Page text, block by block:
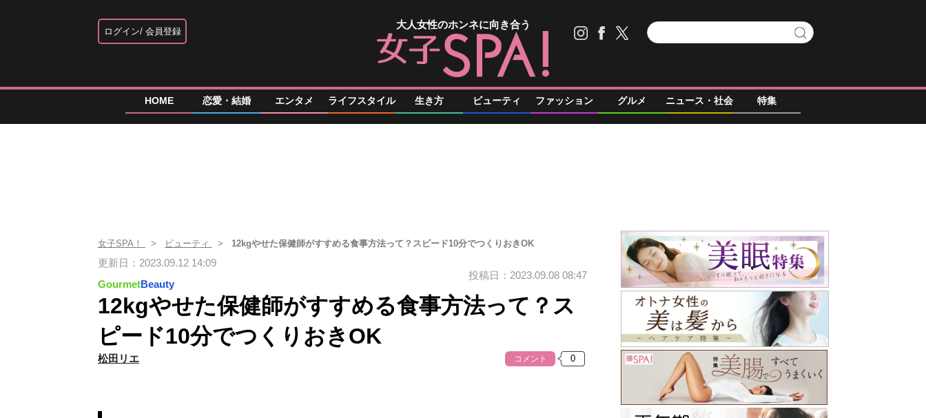
ログイン 会員登録
大人女性のホンネに向き合う
HOME 恋愛・結婚 エンタメ ライフスタイル 生き方 ビューティ ファッション グルメ ニュース・社会 特集
女子SPA！ ビューティ 12kgやせた保健師がすすめる食事方法って？スピード10分でつくりおきOK
更新日：2023.09.12 14:09
GourmetBeauty
投稿日：2023.09.08 08:47
12kgやせた保健師がすすめる食事方法って？ス
ピード10分でつくりおきOK
松田リエ コメント